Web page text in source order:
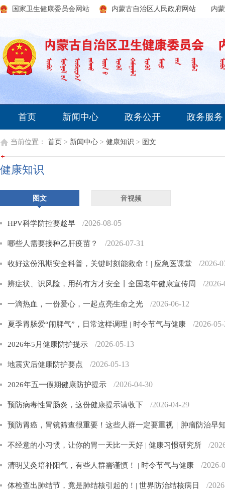
国家卫生健康委员会网站 内蒙古自治区人民政府网站 内
首页 新闻中心 政务公开 政务服务
当前位置： 首页 > 新闻中心 > 健康知识 > 图文
健康知识
图文 音视频
HPV科学防控要趁早 /2026-08-05
哪些人需要接种乙肝疫苗？ /2026-07-31
收好这份汛期安全科普，关键时刻能救命！| 应急医课堂 /2026-
辨症状、识风险，用药有方才安全丨全国老年健康宣传周 /
一滴热血，一份爱心，一起点亮生命之光 /2026-06-12
夏季胃肠爱“闹脾气”，日常这样调理 | 时令节气与健康 /2026-
2026年5月健康防护提示 /2026-05-13
地震灾后健康防护要点 /2026-05-13
2026年五一假期健康防护提示 /2026-04-30
预防病毒性胃肠炎，这份健康提示请收下 /2026-04-29
预防胃癌，胃镜筛查很重要！这些人群一定要重视｜肿瘤防治早
不经意的小习惯，让你的胃一天比一天好 | 健康习惯研究所 /
清明艾灸培补阳气，有些人群需谨慎！ | 时令节气与健康 /2026-
体检查出肺结节，竟是肺结核引起的！| 世界防治结核病日 /